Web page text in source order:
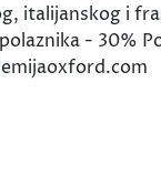
italijanskog i
- 30%